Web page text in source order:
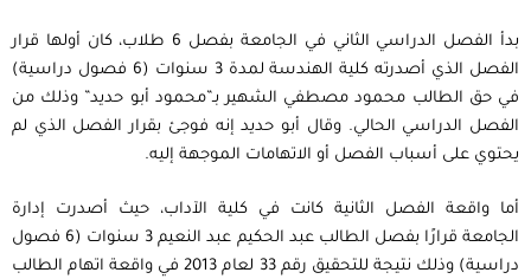
بدأ الفصل الدراسي الثاني في الجامعة بفصل 6 طلاب، كان أولها قرار
الفصل الذي أصدرته كلية الهندسة لمدة 3 سنوات (6 فصول دراسية)
في حق الطالب محمود مصطفي الشهير بـ”محمود أبو حديد” وذلك من
الفصل الدراسي الحالي. وقال أبو حديد إنه فوجئ بقرار الفصل الذي لم
يحتوي على أسباب الفصل أو الاتهامات الموجهة إليه.
أما واقعة الفصل الثانية كانت في كلية الآداب، حيث أصدرت إدارة
الجامعة قرارًا بفصل الطالب عبد الحكيم عبد النعيم 3 سنوات (6 فصول
دراسية) وذلك نتيجة للتحقيق رقم 33 لعام 2013 في واقعة اتهام الطالب